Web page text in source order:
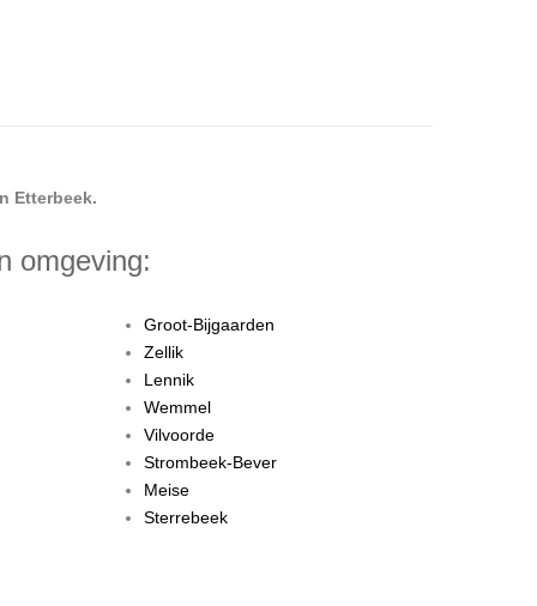
Etterbeek.
omgeving:
Groot-Bijgaarden
Zellik
Lennik
Wemmel
Vilvoorde
Strombeek-Bever
Meise
Sterrebeek